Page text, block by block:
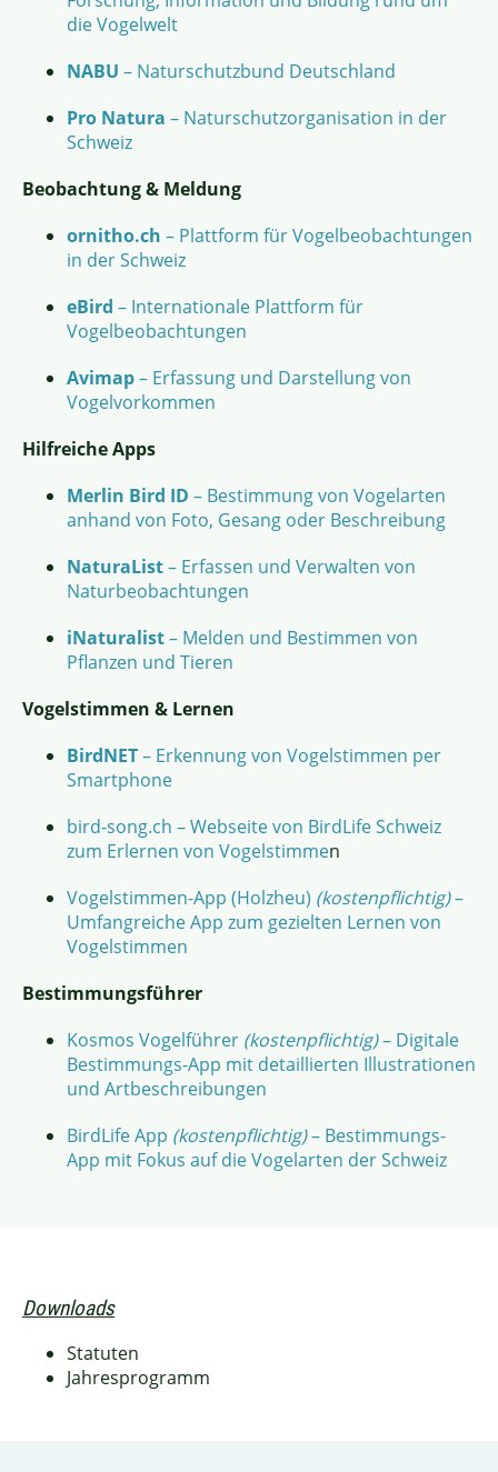
die Vogelwelt
NABU – Naturschutzbund Deutschland
Pro Natura – Naturschutzorganisation in der
Schweiz
Beobachtung & Meldung
ornitho.ch – Plattform für Vogelbeobachtungen
in der Schweiz
eBird – Internationale Plattform für
Vogelbeobachtungen
Avimap– Erfassung und Darstellung von
Vogelvorkommen
Hilfreiche Apps
Merlin Bird ID – Bestimmung von Vogelarten
anhand von Foto, Gesang oder Beschreibung
NaturaList– Erfassen und Verwalten von
Naturbeobachtungen
iNaturalist– Melden und Bestimmen von
Pflanzen und Tieren
Vogelstimmen & Lernen
BirdNET– Erkennung von Vogelstimmen per
Smartphone
bird-song.ch – Webseite von BirdLife Schweiz
zum Erlernen von Vogelstimmen
Vogelstimmen-App (Holzheu) (kostenpflichtig)–
Umfangreiche App zum gezielten Lernen von
Vogelstimmen
Bestimmungsführer
Kosmos Vogelführer (kostenpflichtig)– Digitale
Bestimmungs-App mit detaillierten Illustrationen
und Artbeschreibungen
BirdLife App (kostenpflichtig)– Bestimmungs-
App mit Fokus auf die Vogelarten der Schweiz
Downloads
Statuten
Jahresprogramm